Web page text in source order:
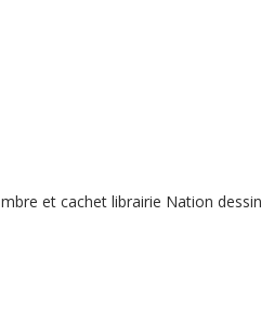
et cachet librairie Nation